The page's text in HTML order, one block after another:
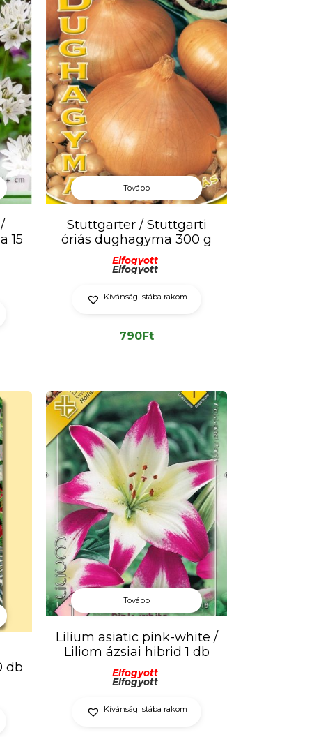
15
Tovább
Stuttgarter / Stuttgarti
óriás dughagyma 300 g
Elfogyott
Elfogyott
Kívánságlistába rakom
790Ft
db
Tovább
Lilium asiatic pink-white /
Liliom ázsiai hibrid 1 db
Elfogyott
Elfogyott
Kívánságlistába rakom